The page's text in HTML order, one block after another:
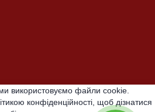
використовуємо файли cookie.
конфіденційності, щоб дізнатися